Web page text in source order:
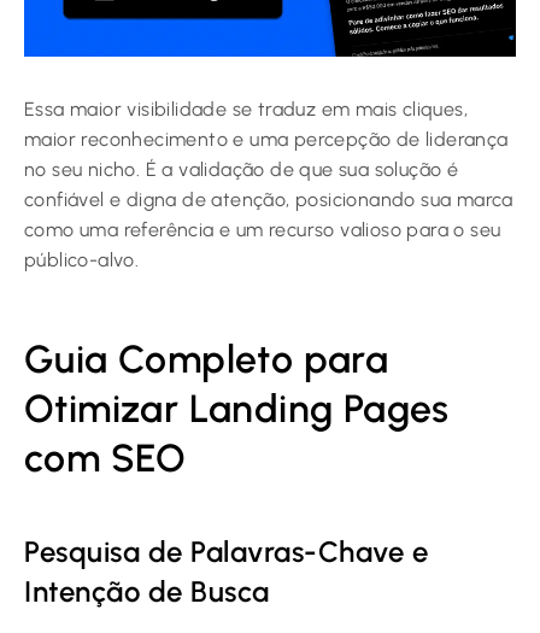
Essa maior visibilidade se traduz em mais cliques,
maior reconhecimento e uma percepção de liderança
no seu nicho. É a validação de que sua solução é
confiável e digna de atenção, posicionando sua marca
como uma referência e um recurso valioso para o seu
público-alvo.
Guia Completo para
Otimizar Landing Pages
com SEO
Pesquisa de Palavras-Chave e
Intenção de Busca